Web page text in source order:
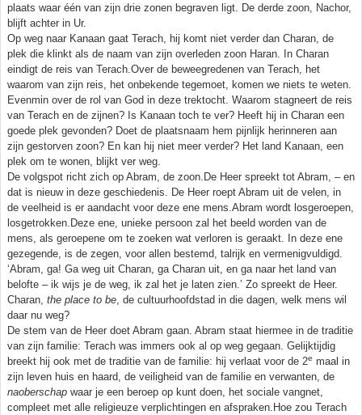
plaats waar één van zijn drie zonen begraven ligt. De derde zoon, Nachor,
blijft achter in Ur.
Op weg naar Kanaan gaat Terach, hij komt niet verder dan Charan, de
plek die klinkt als de naam van zijn overleden zoon Haran. In Charan
eindigt de reis van Terach.Over de beweegredenen van Terach, het
waarom van zijn reis, het onbekende tegemoet, komen we niets te weten.
Evenmin over de rol van God in deze trektocht. Waarom stagneert de reis
van Terach en de zijnen? Is Kanaan toch te ver? Heeft hij in Charan een
goede plek gevonden? Doet de plaatsnaam hem pijnlijk herinneren aan
zijn gestorven zoon? En kan hij niet meer verder? Het land Kanaan, een
plek om te wonen, blijkt ver weg.
De volgspot richt zich op Abram, de zoon.De Heer spreekt tot Abram, – en
dat is nieuw in deze geschiedenis. De Heer roept Abram uit de velen, in
de veelheid is er aandacht voor deze ene mens.Abram wordt losgeroepen,
losgetrokken.Deze ene, unieke persoon zal het beeld worden van de
mens, als geroepene om te zoeken wat verloren is geraakt. In deze ene
gezegende, is de zegen, voor allen bestemd, talrijk en vermenigvuldigd.
‘Abram, ga! Ga weg uit Charan, ga Charan uit, en ga naar het land van
belofte – ik wijs je de weg, ik zal het je laten zien.’ Zo spreekt de Heer.
Charan, the place to be , de cultuurhoofdstad in die dagen, welk mens wil
daar nu weg?
De stem van de Heer doet Abram gaan. Abram staat hiermee in de traditie
van zijn familie: Terach was immers ook al op weg gegaan. Gelijktijdig
breekt hij ook met de traditie van de familie: hij verlaat voor de 2e maal in
zijn leven huis en haard, de veiligheid van de familie en verwanten, de
naoberschap waar je een beroep op kunt doen, het sociale vangnet,
compleet met alle religieuze verplichtingen en afspraken.Hoe zou Terach